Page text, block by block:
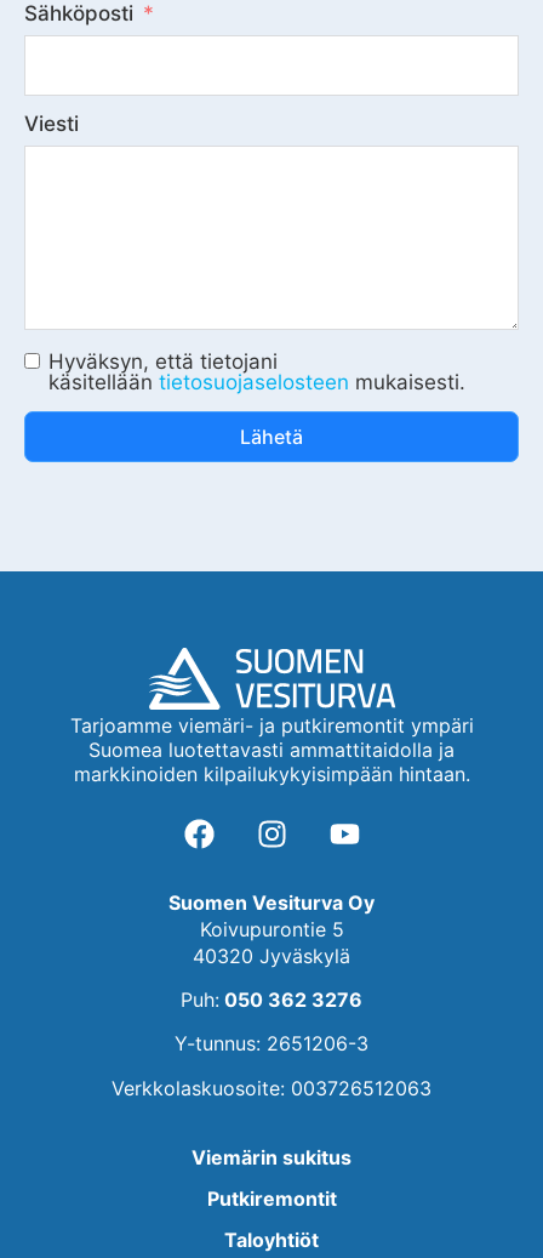
Sähköposti
Viesti
Hyväksyn, että tietojani
käsitellään tietosuojaselosteen mukaisesti.
Lähetä
Tarjoamme viemäri- ja putkiremontit ympäri
Suomea luotettavasti ammattitaidolla ja
markkinoiden kilpailukykyisimpään hintaan.
Suomen Vesiturva Oy
Koivupurontie 5
40320 Jyväskylä
Puh: 050 362 3276
Y-tunnus: 2651206-3
Verkkolaskuosoite: 003726512063
Viemärin sukitus
Putkiremontit
Taloyhtiöt